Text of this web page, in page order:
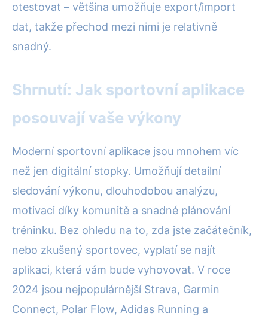
otestovat – většina umožňuje export/import
dat, takže přechod mezi nimi je relativně
snadný.
Shrnutí: Jak sportovní aplikace
posouvají vaše výkony
Moderní sportovní aplikace jsou mnohem víc
než jen digitální stopky. Umožňují detailní
sledování výkonu, dlouhodobou analýzu,
motivaci díky komunitě a snadné plánování
tréninku. Bez ohledu na to, zda jste začátečník,
nebo zkušený sportovec, vyplatí se najít
aplikaci, která vám bude vyhovovat. V roce
2024 jsou nejpopulárnější Strava, Garmin
Connect, Polar Flow, Adidas Running a